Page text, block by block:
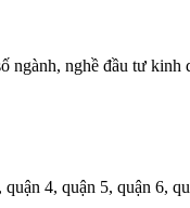
nghề đầu tư kinh
4, quận 5, quận 6,